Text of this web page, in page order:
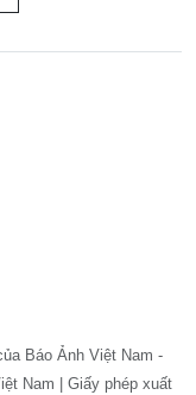
Báo Ảnh Việt Nam -
Nam | Giấy phép xuất